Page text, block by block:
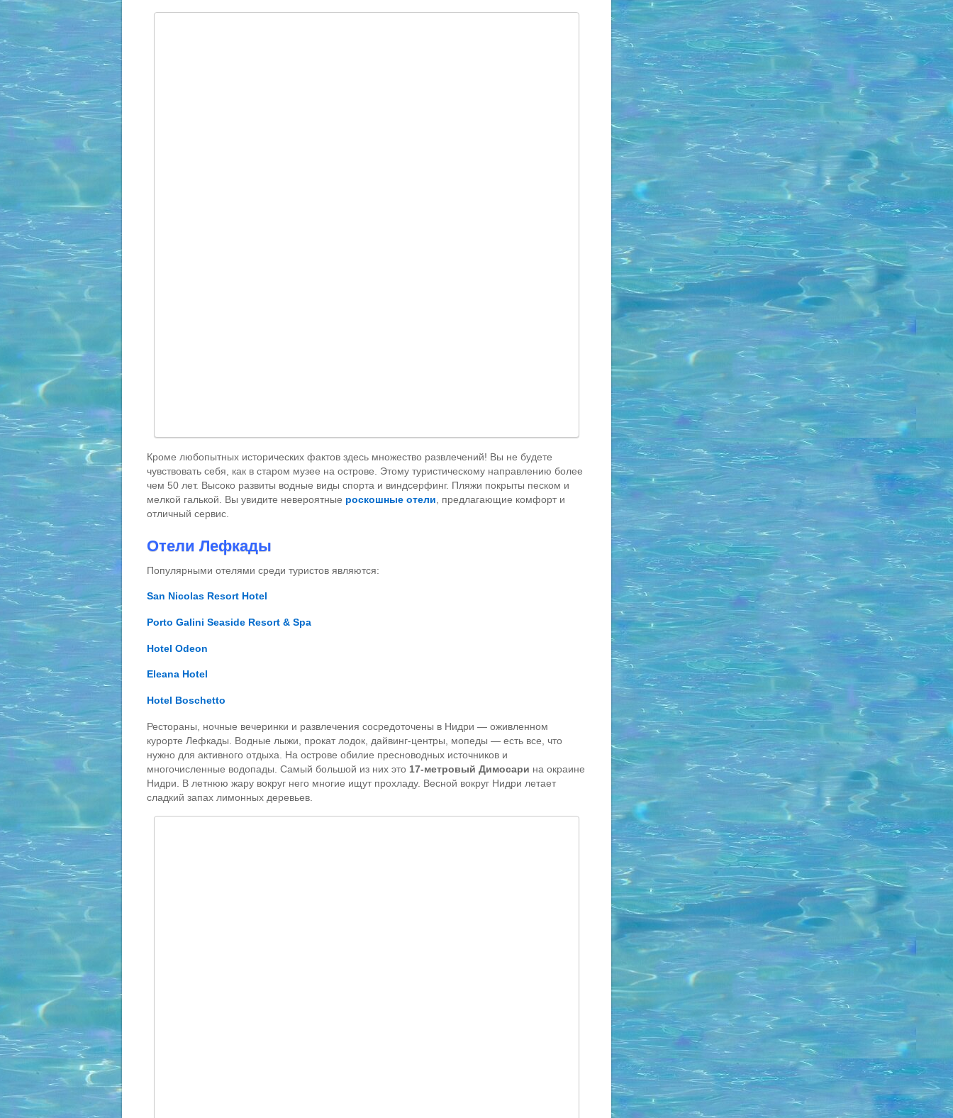
Кроме любопытных исторических фактов здесь множество развлечений! Вы не будете
чувствовать себя, как в старом музее на острове. Этому туристическому направлению более
чем 50 лет. Высоко развиты водные виды спорта и виндсерфинг. Пляжи покрыты песком и
мелкой галькой. Вы увидите невероятные роскошные отели , предлагающие комфорт и
отличный сервис.
Отели Лефкады
Популярными отелями среди туристов являются:
San Nicolas Resort Hotel
Porto Galini Seaside Resort & Spa
Hotel Odeon
Eleana Hotel
Hotel Boschetto
Рестораны, ночные вечеринки и развлечения сосредоточены в Нидри — оживленном
курорте Лефкады. Водные лыжи, прокат лодок, дайвинг-центры, мопеды — есть все, что
нужно для активного отдыха. На острове обилие пресноводных источников и
многочисленные водопады. Самый большой из них это 17-метровый Димосари на окраине
Нидри. В летнюю жару вокруг него многие ищут прохладу. Весной вокруг Нидри летает
сладкий запах лимонных деревьев.